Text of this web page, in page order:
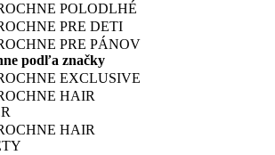
POLODLHÉ
PRE DETI
PRE PÁNOV
podľa značky
EXCLUSIVE
HAIR
HAIR